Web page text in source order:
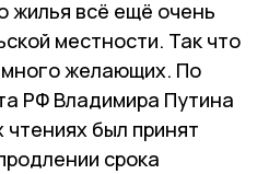
жилья всё ещё очень
местности. Так что
много желающих. По
РФ Владимира Путина
чтениях был принят
срока